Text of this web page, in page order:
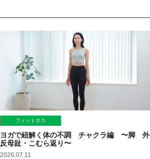
フィットネス
ヨガで紐解く体の不調 チャクラ編 〜脚 外
反母趾・こむら返り〜
2026.07.11